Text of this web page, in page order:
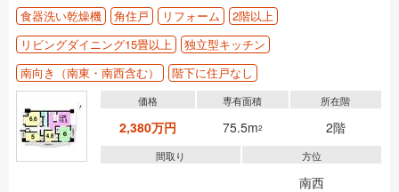
食器洗い乾燥機
角住戸 リフォーム
2階以上
リビングダイニング15畳以上
独立型キッチン
南向き（南東・南西含む）
階下に住戸なし
価格
2,380万円
専有面積
75.5m2
所在階
2階
間取り 方位
南西